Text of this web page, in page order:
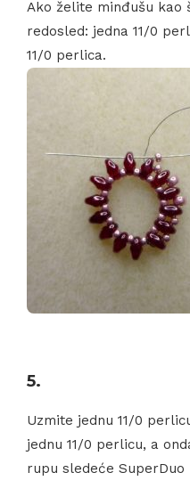
Ako želite minđušu kao
redosled: jedna 11/0
11/0 perlica.
5.
Uzmite jednu 11/0
jednu 11/0 perlicu, a
rupu sledeće SuperDuo